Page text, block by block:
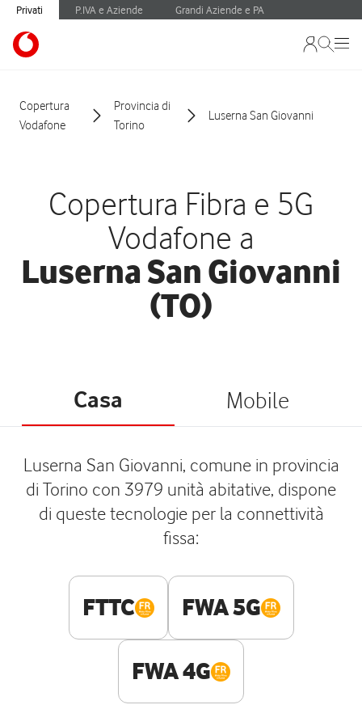
Privati P.IVA e Aziende Grandi Aziende e PA
Copertura
Vodafone
Provincia di
Torino
Luserna San Giovanni
Copertura Fibra e 5G
Vodafone a
Luserna San Giovanni
(TO)
Casa Mobile
Luserna San Giovanni, comune in provincia
di Torino con 3979 unità abitative, dispone
di queste tecnologie per la connettività
fissa:
FTTC FWA 5G
FWA 4G